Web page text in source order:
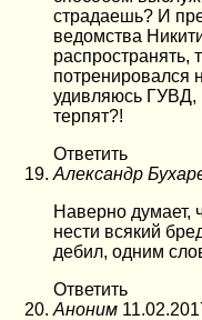
страдаешь? И
ведомства
распространять,
потренировался
удивляюсь ГУВД,
терпят?!
Ответить
Александр
Наверно думает,
нести всякий
дебил, одним
Ответить
Аноним